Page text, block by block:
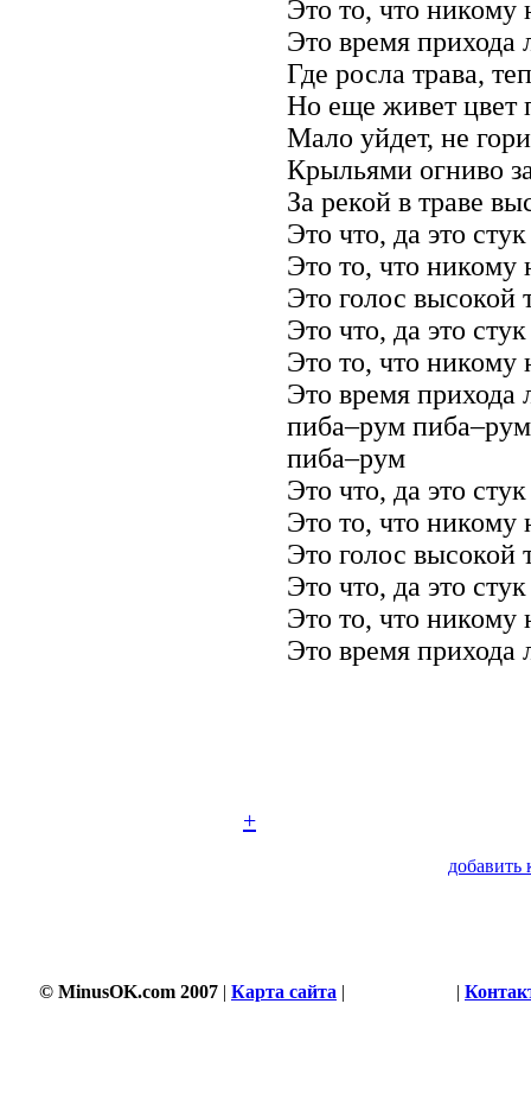
Это то, что
Это время прихода
Где росла трава,
Но еще живет цвет
Мало уйдет, не
Крыльями огниво
За рекой в траве
Это что, да это
Это то, что
Это голос высокой
Это что, да это
Это то, что
Это время прихода
пиба–рум
пиба–рум
Это что, да это
Это то, что
Это голос высокой
Это что, да это
Это то, что
Это время прихода
+
добавить
© MinusOK.com 2007 | Карта сайта | |